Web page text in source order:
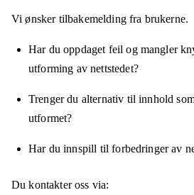
Vi ønsker tilbakemelding fra brukerne.
Har du oppdaget feil og mangler
utforming av nettstedet?
Trenger du alternativ til innhold
utformet?
Har du innspill til forbedringer av
Du kontakter oss via: